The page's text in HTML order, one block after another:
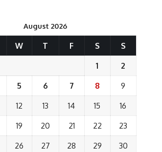
August 2026
W T F S S
1 2
5 6 7 8 9
12 13 14 15 16
19 20 21 22 23
26 27 28 29 30